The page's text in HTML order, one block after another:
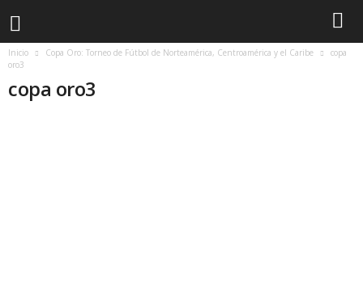
Inicio Copa Oro: Torneo de Fútbol de Norteamérica, Centroamérica y el Caribe
copa
oro3
copa oro3